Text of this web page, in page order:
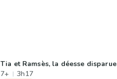
Tia et Ramsès, la déesse disparue
7+
3h17